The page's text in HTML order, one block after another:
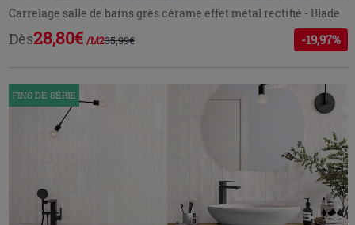
Carrelage salle de bains grès cérame effet métal rectifié - Blade
Dès28,80€ /M235,99€ -19,97%
FINS DE SÉRIE